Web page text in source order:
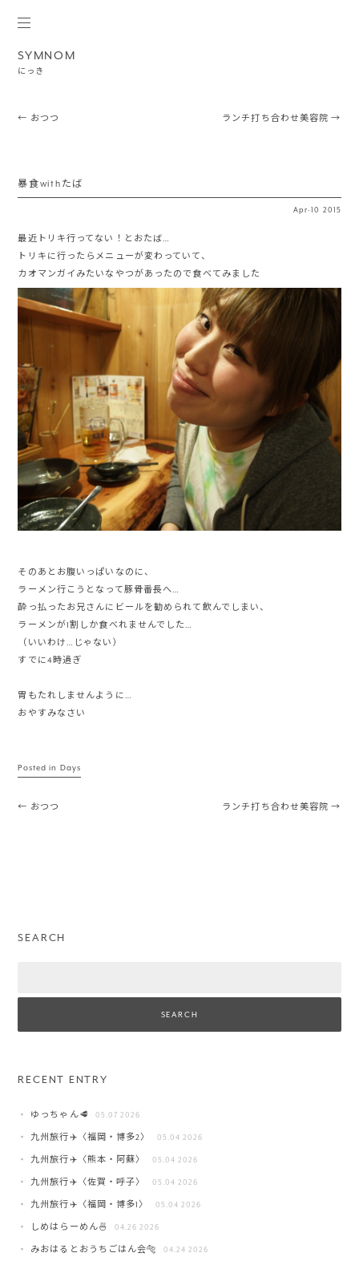
SYMNOM
にっき
Post navigation
← おつつ ランチ打ち合わせ美容院→
暴食withたば
Apr ·10 2015
最近トリキ行ってない！とおたば…
トリキに行ったらメニューが変わっていて、
カオマンガイみたいなやつがあったので食べてみました
そのあとお腹いっぱいなのに、
ラーメン行こうとなって豚骨番長へ…
酔っ払ったお兄さんにビールを勧められて飲んでしまい、
ラーメンが1割しか食べれませんでした…
（いいわけ…じゃない）
すでに4時過ぎ
胃もたれしませんように…
おやすみなさい
Posted in Days
Post navigation
← おつつ ランチ打ち合わせ美容院→
SEARCH
RECENT ENTRY
ゆっちゃん🥩 05.07 2026
九州旅行✈️〈福岡・博多2〉 05.04 2026
九州旅行✈️〈熊本・阿蘇〉 05.04 2026
九州旅行✈️〈佐賀・呼子〉 05.04 2026
九州旅行✈️〈福岡・博多1〉 05.04 2026
しめはらーめん🍜 04.26 2026
みおはるとおうちごはん会🐅 04.24 2026